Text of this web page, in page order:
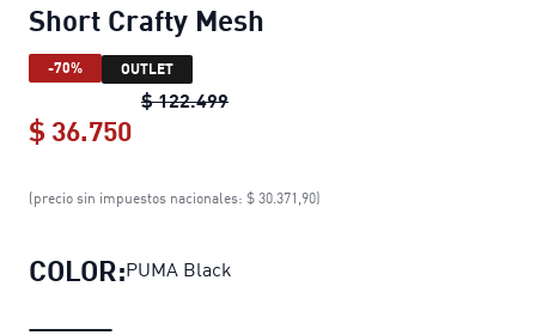
Short Crafty Mesh
-70% OUTLET
$ 122.499Short Crafty Mesh
$ 36.750
Short Crafty Mesh
(precio sin impuestos nacionales: $ 30.371,90)
COLOR:PUMA Black